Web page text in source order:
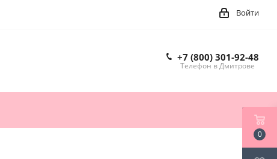
Войти
+7 (800) 301-92-48
Телефон в Дмитрове
0